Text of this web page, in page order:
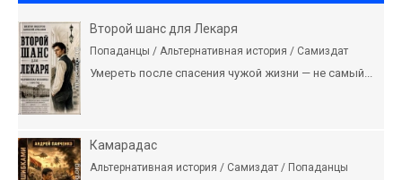
Второй шанс для Лекаря
Попаданцы / Альтернативная история / Самиздат
Умереть после спасения чужой жизни — не самый...
Камарадас
Альтернативная история / Самиздат / Попаданцы